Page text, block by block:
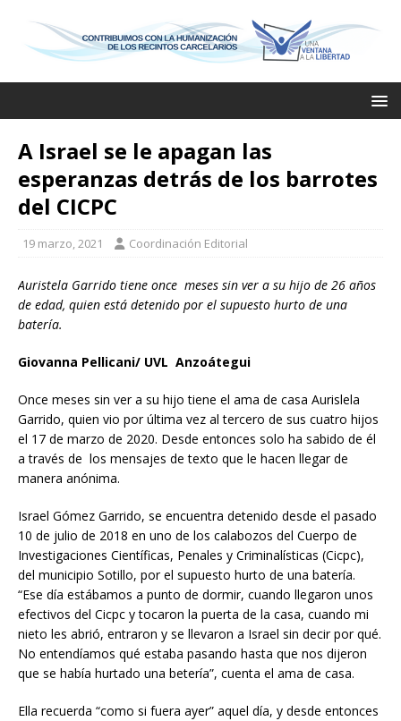
A Israel se le apagan las
esperanzas detrás de los barrotes
del CICPC
19 marzo, 2021 Coordinación Editorial
Auristela Garrido tiene once meses sin ver a su hijo de 26 años
de edad, quien está detenido por el supuesto hurto de una
batería.
Giovanna Pellicani/ UVL Anzoátegui
Once meses sin ver a su hijo tiene el ama de casa Aurislela
Garrido, quien vio por última vez al tercero de sus cuatro hijos
el 17 de marzo de 2020. Desde entonces solo ha sabido de él
a través de los mensajes de texto que le hacen llegar de
manera anónima.
Israel Gómez Garrido, se encuentra detenido desde el pasado
10 de julio de 2018 en uno de los calabozos del Cuerpo de
Investigaciones Científicas, Penales y Criminalísticas (Cicpc),
del municipio Sotillo, por el supuesto hurto de una batería.
“Ese día estábamos a punto de dormir, cuando llegaron unos
efectivos del Cicpc y tocaron la puerta de la casa, cuando mi
nieto les abrió, entraron y se llevaron a Israel sin decir por qué.
No entendíamos qué estaba pasando hasta que nos dijeron
que se había hurtado una betería”, cuenta el ama de casa.
Ella recuerda “como si fuera ayer” aquel día, y desde entonces